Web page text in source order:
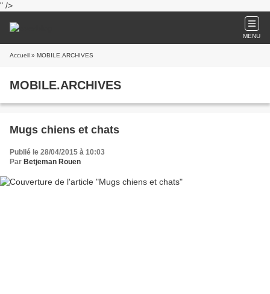
" />
MENU
Accueil » MOBILE.ARCHIVES
MOBILE.ARCHIVES
Mugs chiens et chats
Publié le 28/04/2015 à 10:03
Par Betjeman Rouen